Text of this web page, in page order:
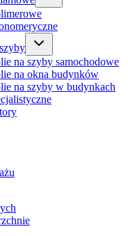
na szyby samochodowe
na okna budynków
na szyby w budynkach